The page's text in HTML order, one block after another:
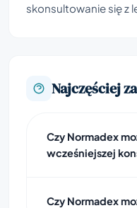
skonsultowanie się z
Najczęściej
Czy Normadex
wcześniejszej
Czy Normadex